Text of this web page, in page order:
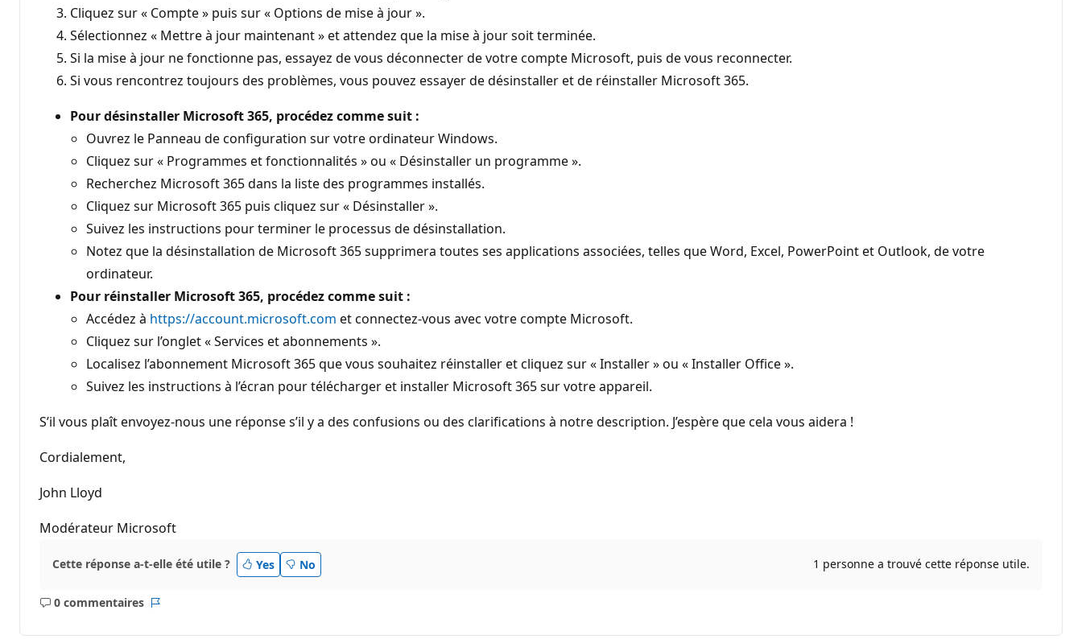
Cliquez sur « Compte » puis sur « Options de mise à jour ».
Sélectionnez « Mettre à jour maintenant » et attendez que la mise à jour soit terminée.
Si la mise à jour ne fonctionne pas, essayez de vous déconnecter de votre compte Microsoft, puis de vous reconnecter.
Si vous rencontrez toujours des problèmes, vous pouvez essayer de désinstaller et de réinstaller Microsoft 365.
Pour désinstaller Microsoft 365, procédez comme suit :
Ouvrez le Panneau de configuration sur votre ordinateur Windows.
Cliquez sur « Programmes et fonctionnalités » ou « Désinstaller un programme ».
Recherchez Microsoft 365 dans la liste des programmes installés.
Cliquez sur Microsoft 365 puis cliquez sur « Désinstaller ».
Suivez les instructions pour terminer le processus de désinstallation.
Notez que la désinstallation de Microsoft 365 supprimera toutes ses applications associées, telles que Word, Excel, PowerPoint et Outlook, de votre
ordinateur.
Pour réinstaller Microsoft 365, procédez comme suit :
Accédez à https://account.microsoft.com et connectez-vous avec votre compte Microsoft.
Cliquez sur l’onglet « Services et abonnements ».
Localisez l’abonnement Microsoft 365 que vous souhaitez réinstaller et cliquez sur « Installer » ou « Installer Office ».
Suivez les instructions à l’écran pour télécharger et installer Microsoft 365 sur votre appareil.
S’il vous plaît envoyez-nous une réponse s’il y a des confusions ou des clarifications à notre description. J’espère que cela vous aidera !
Cordialement,
John Lloyd
Modérateur Microsoft
Cette réponse a-t-elle été utile ? Yes No 1 personne a trouvé cette réponse utile.
0 commentaires
Aucun